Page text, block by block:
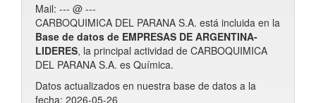
Mail: --- @ ---
CARBOQUIMICA DEL PARANA S.A. está incluida en la
Base de datos de EMPRESAS DE ARGENTINA-
LIDERES, la principal actividad de CARBOQUIMICA
DEL PARANA S.A. es Química.
Datos actualizados en nuestra base de datos a la
fecha: 2026-05-26